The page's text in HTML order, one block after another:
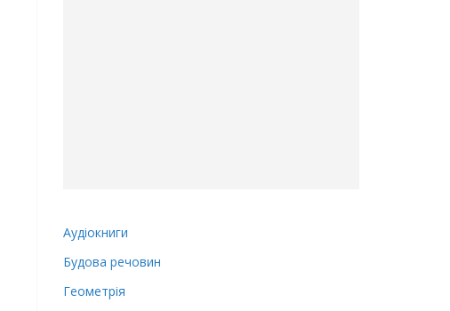
Аудіокниги
Будова речовин
Геометрія